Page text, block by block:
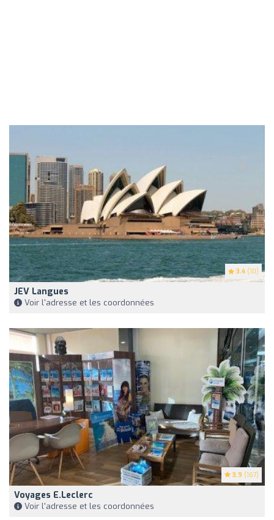
3.4 (10)
JEV Langues
Voir l'adresse et les coordonnées
3.9 (167)
Voyages E.Leclerc
Voir l'adresse et les coordonnées